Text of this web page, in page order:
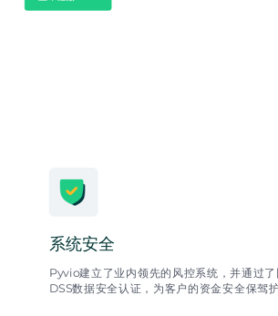
系统安全
Pyvio建立了业内领先的风控系统，并通过
DSS数据安全认证，为客户的资金安全保驾护